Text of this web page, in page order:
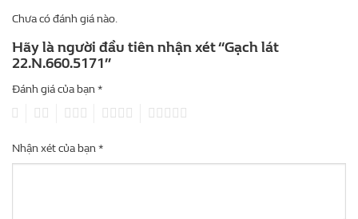
Chưa có đánh giá nào.
Hãy là người đầu tiên nhận xét “Gạch lát
22.N.660.5171”
Đánh giá của bạn*
Nhận xét của bạn*